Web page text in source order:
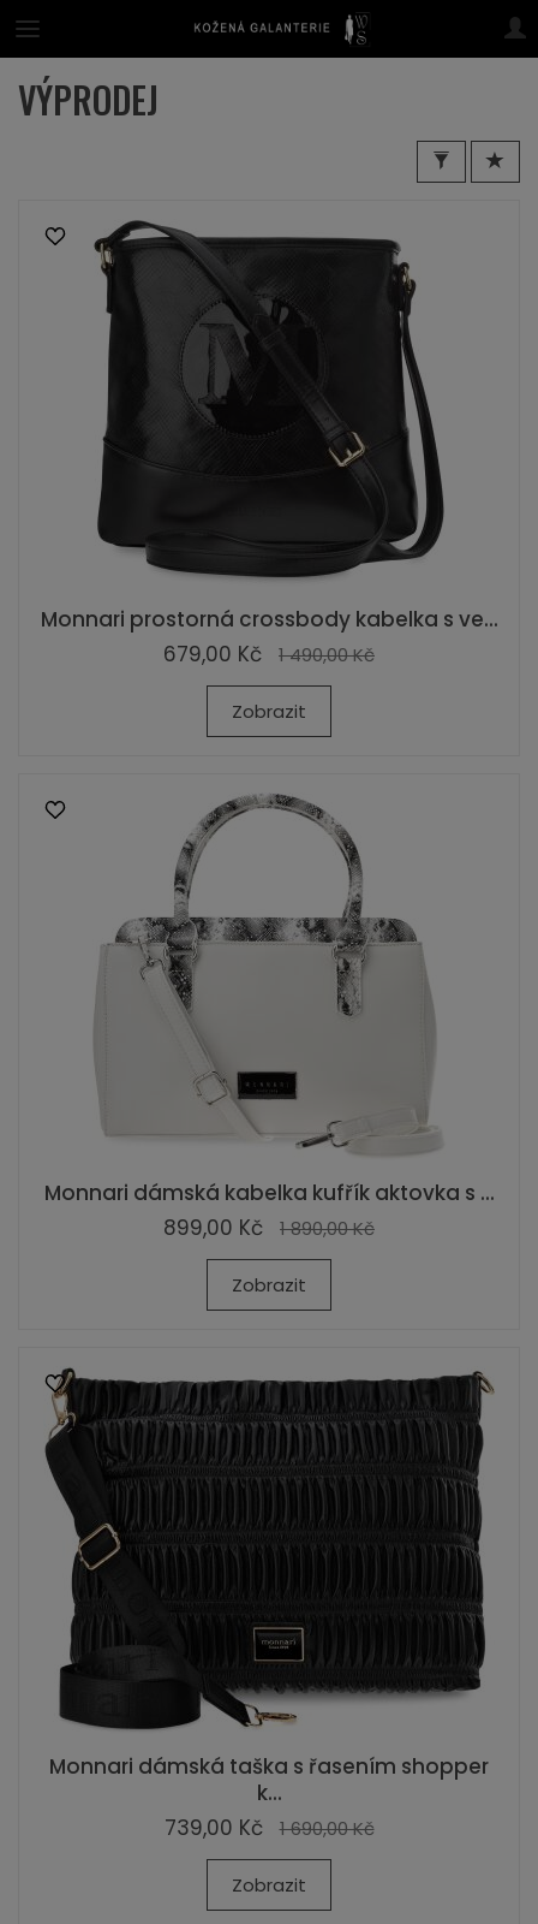
VÝPRODEJ
Monnari prostorná crossbody kabelka s ve...
679,00 Kč
1 490,00 Kč
Zobrazit
Monnari dámská kabelka kufřík aktovka s ...
899,00 Kč
1 890,00 Kč
Zobrazit
Monnari dámská taška s řasením shopper
k...
739,00 Kč
1 690,00 Kč
Zobrazit